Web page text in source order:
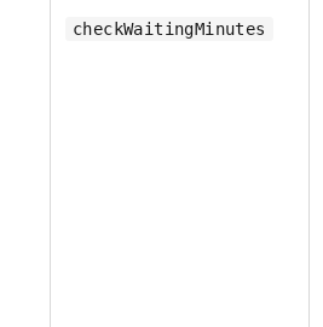
checkWaitingMinutes